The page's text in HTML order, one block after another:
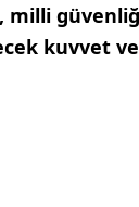
milli
kuvvet